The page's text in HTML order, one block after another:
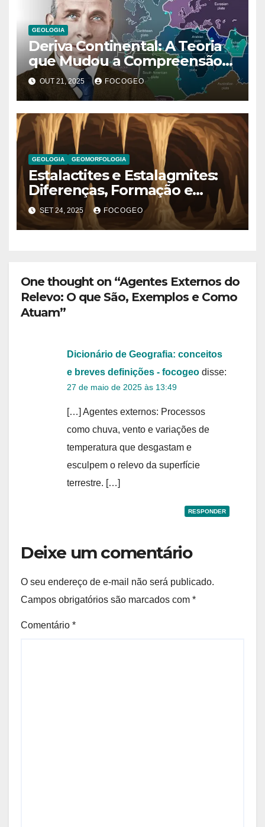
GEOLOGIA
Deriva Continental: A Teoria
que Mudou a Compreensão
da Terra
OUT 21, 2025 FOCOGEO
GEOLOGIA GEOMORFOLOGIA
Estalactites e Estalagmites:
Diferenças, Formação e
Importância Geológica
SET 24, 2025 FOCOGEO
One thought on “Agentes Externos do
Relevo: O que São, Exemplos e Como
Atuam”
Dicionário de Geografia: conceitos
e breves definições - focogeo disse:
27 de maio de 2025 às 13:49
[…] Agentes externos: Processos
como chuva, vento e variações de
temperatura que desgastam e
esculpem o relevo da superfície
terrestre. […]
RESPONDER
Deixe um comentário
O seu endereço de e-mail não será publicado.
Campos obrigatórios são marcados com *
Comentário *